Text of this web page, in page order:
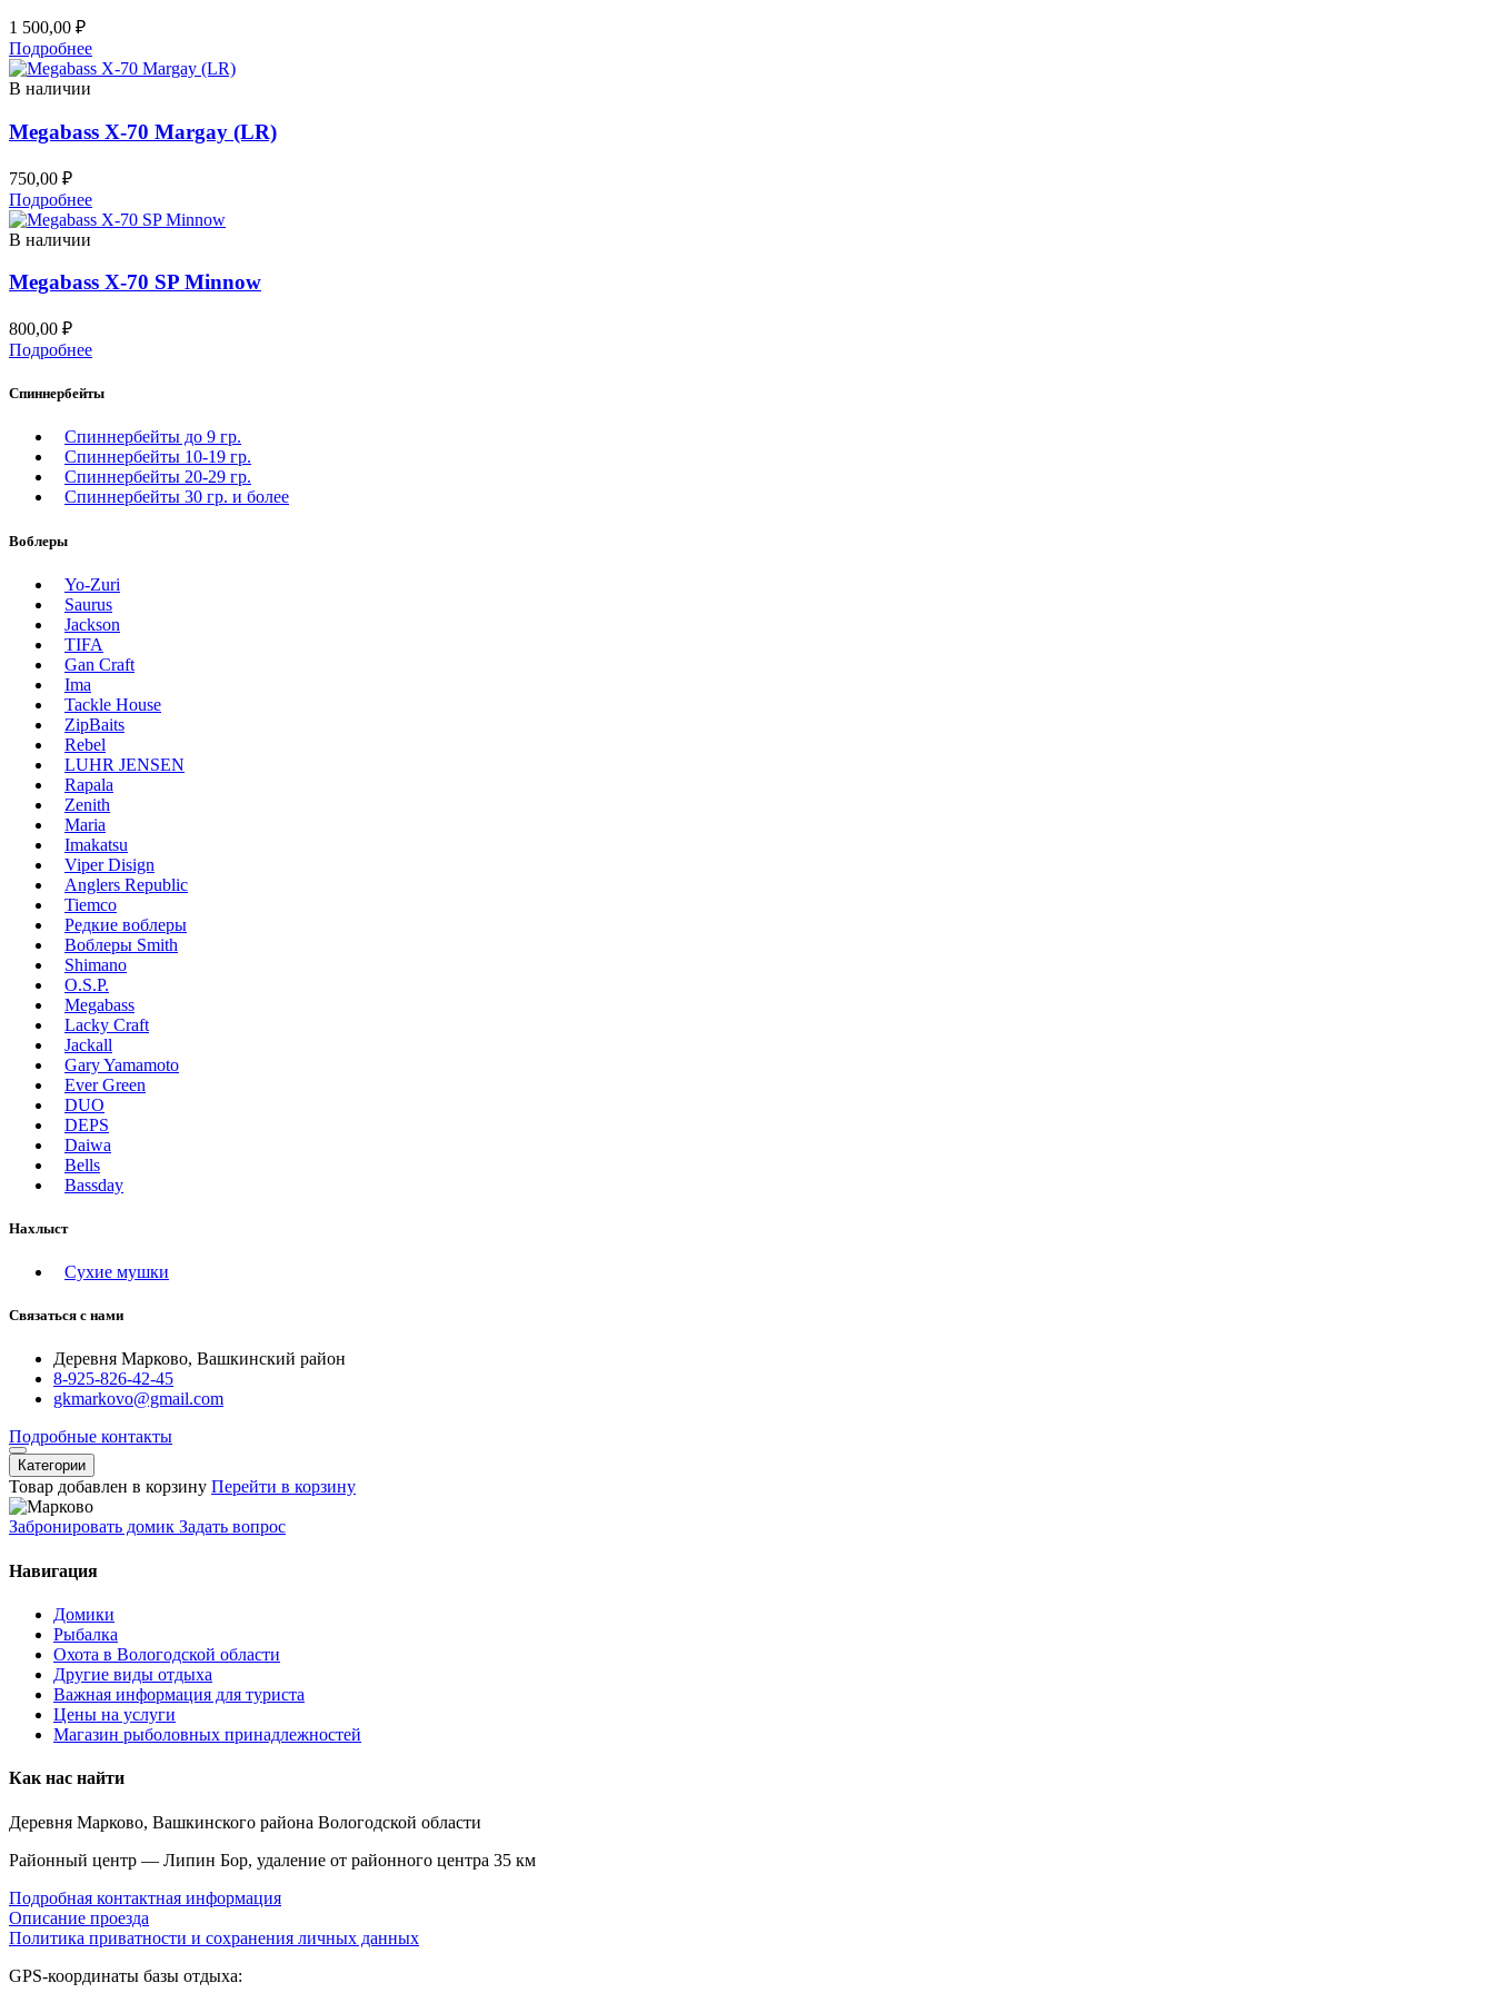
1 500,00 ₽
Подробнее
В наличии
Megabass X-70 Margay (LR)
750,00 ₽
Подробнее
В наличии
Megabass X-70 SP Minnow
800,00 ₽
Подробнее
Спиннербейты
Спиннербейты до 9 гр.
Спиннербейты 10-19 гр.
Спиннербейты 20-29 гр.
Спиннербeйты 30 гр. и более
Воблеры
Yo-Zuri
Saurus
Jackson
TIFA
Gan Craft
Ima
Tackle House
ZipBaits
Rebel
LUHR JENSEN
Rapala
Zenith
Maria
Imakatsu
Viper Disign
Anglers Republic
Tiemco
Редкие воблеры
Воблеры Smith
Shimano
O.S.P.
Megabass
Lacky Craft
Jackall
Gary Yamamoto
Ever Green
DUO
DEPS
Daiwa
Bells
Bassday
Нахлыст
Сухие мушки
Связаться с нами
Деревня Марково, Вашкинский район
8-925-826-42-45
gkmarkovo@gmail.com
Подробные контакты
Категории
Товар добавлен в корзину Перейти в корзину
Забронировать домик Задать вопрос
Навигация
Домики
Рыбалка
Охота в Вологодской области
Другие виды отдыха
Важная информация для туриста
Цены на услуги
Магазин рыболовных принадлежностей
Как нас найти
Деревня Марково, Вашкинского района Вологодской области
Районный центр — Липин Бор, удаление от районного центра 35 км
Подробная контактная информация
Описание проезда
Политика приватности и сохранения личных данных
GPS-координаты базы отдыха: